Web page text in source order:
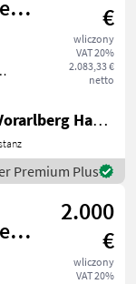
€
wliczony
VAT 20%
2.083,33 €
netto
BayWa Vorarlberg HandelsGmbH BayWa Technik
Premium Plus
2.000
€
wliczony
VAT 20%